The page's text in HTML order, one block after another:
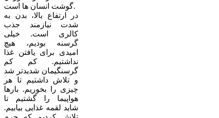
گوشت انسان ها است.
در ارتفاع بالا، بدن به
شدت نیازمند جذب
کالری است. خیلی
گرسنه بودیم، هیچ
امیدی برای یافتن غذا
نداشتیم. کم کم
گرسنگیمان شدیدتر شد
و تلاش داشتیم تا هر
چیزی را بخوریم. بارها
هواپیما را گشتیم تا
شاید لقمه غذایی بیابیم.